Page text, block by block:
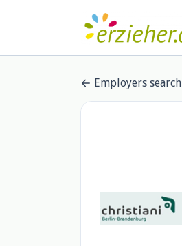
Employers search